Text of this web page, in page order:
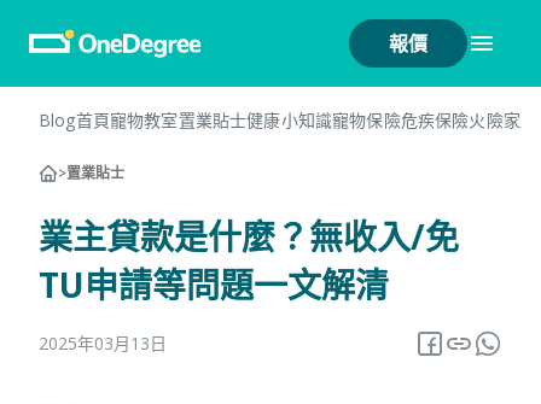
報價
Blog首頁寵物教室置業貼士健康小知識寵物保險危疾保險火險家
>置業貼士
業主貸款是什麼？無收入/免
TU申請等問題一文解清
2025年03月13日